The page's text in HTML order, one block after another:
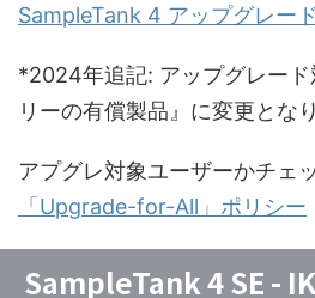
SampleTank 4 アップグレー
*2024年追記: アップグレード
リーの有償製品』に変更とな
アプグレ対象ユーザーかチェ
「Upgrade-for-All」ポリシー
SampleTank 4 SE -